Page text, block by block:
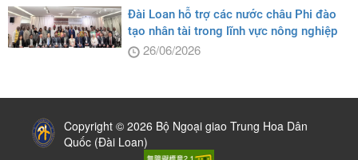
Đài Loan hỗ trợ các nước châu Phi đào
tạo nhân tài trong lĩnh vực nông nghiệp
26/06/2026
Copyright © 2026 Bộ Ngoại giao Trung Hoa Dân
Quốc (Đài Loan)